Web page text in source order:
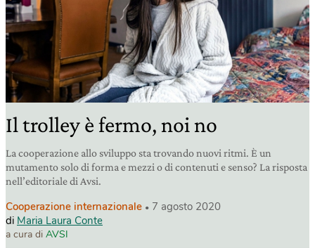
Il trolley è fermo, noi no
La cooperazione allo sviluppo sta trovando nuovi ritmi. È un
mutamento solo di forma e mezzi o di contenuti e senso? La risposta
nell’editoriale di Avsi.
Cooperazione internazionale
7 agosto 2020
di Maria Laura Conte
a cura di AVSI